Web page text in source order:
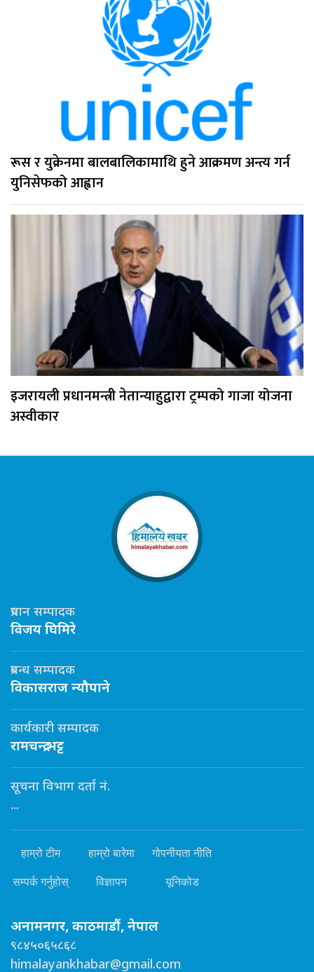
रूस र युक्रेनमा बालबालिकामाथि हुने आक्रमण अन्त्य गर्न
युनिसेफको आह्वान
इजरायली प्रधानमन्त्री नेतान्याहुद्वारा ट्रम्पको गाजा योजना
अस्वीकार
प्रधान सम्पादक
विजय घिमिरे
प्रबन्ध सम्पादक
विकासराज न्यौपाने
कार्यकारी सम्पादक
रामचन्द्र भट्ट
सूचना विभाग दर्ता नं.
...
हाम्रो टीम हाम्रो बारेमा गोपनीयता नीति
सम्पर्क गर्नुहोस् विज्ञापन यूनिकोड
अनामनगर, काठमाडौं, नेपाल
९८४५०६५८६८
himalayankhabar@gmail.com